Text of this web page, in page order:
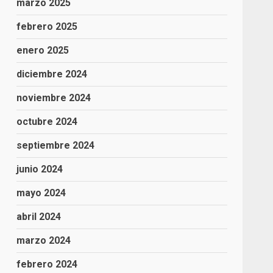
marzo 2025
febrero 2025
enero 2025
diciembre 2024
noviembre 2024
octubre 2024
septiembre 2024
junio 2024
mayo 2024
abril 2024
marzo 2024
febrero 2024